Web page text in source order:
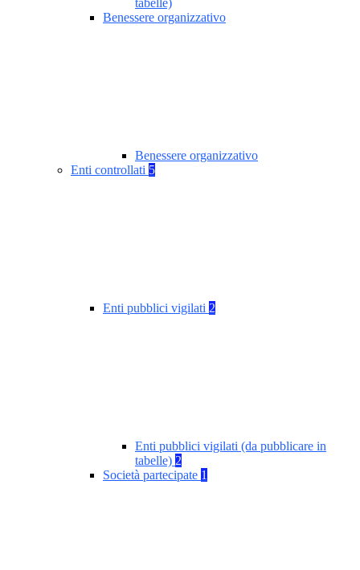
tabelle)
Benessere organizzativo
Benessere organizzativo
Enti controllati 5
Enti pubblici vigilati 2
Enti pubblici vigilati (da pubblicare in
tabelle) 2
Società partecipate 1